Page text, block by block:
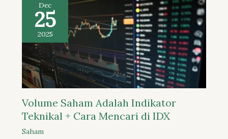
Dec
25
2025
Volume Saham Adalah Indikator
Teknikal + Cara Mencari di IDX
Saham